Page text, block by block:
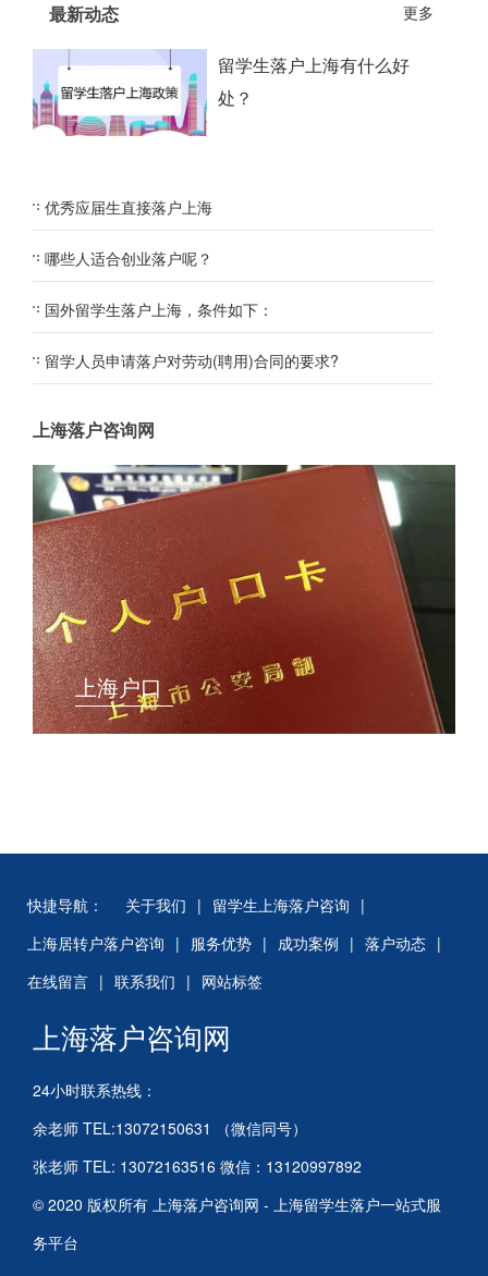
最新动态 更多
留学生落户上海有什么好
处？
优秀应届生直接落户上海
哪些人适合创业落户呢？
国外留学生落户上海，条件如下：
留学人员申请落户对劳动(聘用)合同的要求?
上海落户咨询网
上海户口
快捷导航： 关于我们 | 留学生上海落户咨询 |
上海居转户落户咨询 | 服务优势 | 成功案例 | 落户动态 |
在线留言 | 联系我们 | 网站标签
上海落户咨询网
24小时联系热线：
余老师 TEL:13072150631 （微信同号）
张老师 TEL: 13072163516 微信：13120997892
© 2020 版权所有 上海落户咨询网 - 上海留学生落户一站式服
务平台